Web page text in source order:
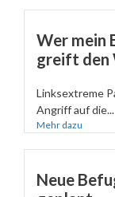
Wer mein
greift den
Linksextreme
Angriff auf die...
Mehr dazu
Neue